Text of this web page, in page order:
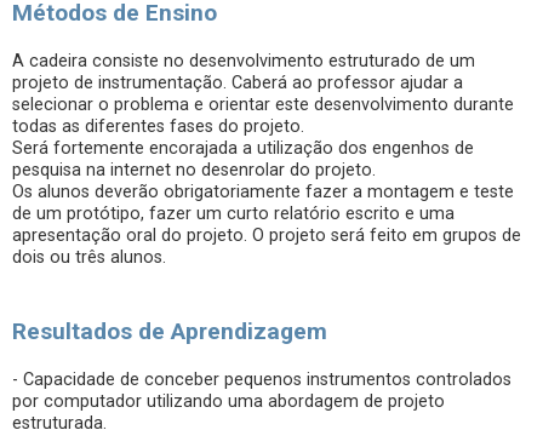
Métodos de Ensino
A cadeira consiste no desenvolvimento estruturado de um
projeto de instrumentação. Caberá ao professor ajudar a
selecionar o problema e orientar este desenvolvimento durante
todas as diferentes fases do projeto.
Será fortemente encorajada a utilização dos engenhos de
pesquisa na internet no desenrolar do projeto.
Os alunos deverão obrigatoriamente fazer a montagem e teste
de um protótipo, fazer um curto relatório escrito e uma
apresentação oral do projeto. O projeto será feito em grupos de
dois ou três alunos.
Resultados de Aprendizagem
- Capacidade de conceber pequenos instrumentos controlados
por computador utilizando uma abordagem de projeto
estruturada.